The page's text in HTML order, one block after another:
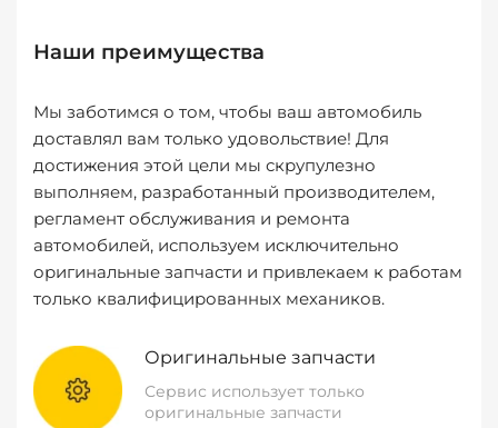
Наши преимущества
Мы заботимся о том, чтобы ваш автомобиль
доставлял вам только удовольствие! Для
достижения этой цели мы скрупулезно
выполняем, разработанный производителем,
регламент обслуживания и ремонта
автомобилей, используем исключительно
оригинальные запчасти и привлекаем к работам
только квалифицированных механиков.
Оригинальные запчасти
Сервис использует только
оригинальные запчасти